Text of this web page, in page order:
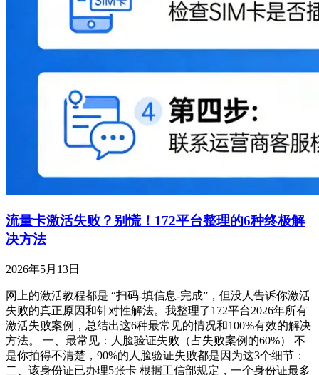
流量卡激活失败？别慌！172平台整理的6种终极解
决方法
2026年5月13日
网上的激活教程都是 “扫码-填信息-完成”，但没人告诉你激活
失败的真正原因和针对性解法。我整理了172平台2026年所有
激活失败案例，总结出这6种最常见的情况和100%有效的解决
方法。 一、最常见：人脸验证失败（占失败案例的60%） 不
是你拍得不清楚，90%的人脸验证失败都是因为这3个细节：
二、该身份证已办理5张卡 根据工信部规定，一个身份证最多